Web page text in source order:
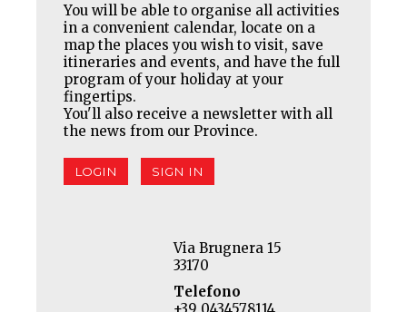
You will be able to organise all activities
in a convenient calendar, locate on a
map the places you wish to visit, save
itineraries and events, and have the full
program of your holiday at your
fingertips.
You'll also receive a newsletter with all
the news from our Province.
LOGIN SIGN IN
Via Brugnera 15
33170
Telefono